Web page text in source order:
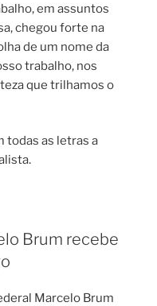
em assuntos
chegou forte na
de um nome da
trabalho, nos
que trilhamos o
todas as letras a
Brum recebe
Marcelo Brum